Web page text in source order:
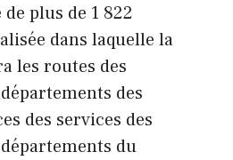
plus de 1 822
dans laquelle la
les routes des
des
des services des
du